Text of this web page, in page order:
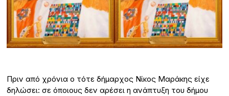
Πριν από χρόνια ο τότε δήμαρχος Νίκος Μαράκης είχε
δηλώσει: σε όποιους δεν αρέσει η ανάπτυξη του δήμου